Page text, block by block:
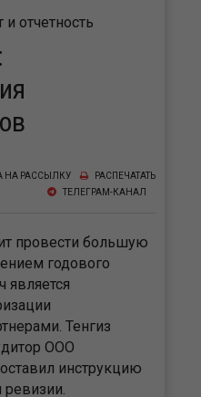
и отчетность
РАСПЕЧАТАТЬ
НА РАССЫЛКУ
ТЕЛЕГРАМ-КАНАЛ
провести большую
годового
является
Тенгиз
ООО
инструкцию